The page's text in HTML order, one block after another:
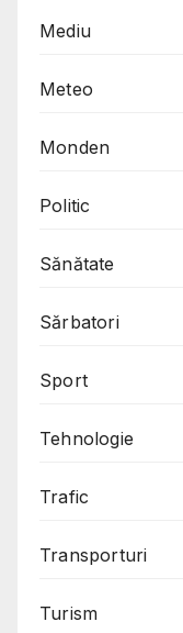
Mediu
Meteo
Monden
Politic
Sănătate
Sărbatori
Sport
Tehnologie
Trafic
Transporturi
Turism